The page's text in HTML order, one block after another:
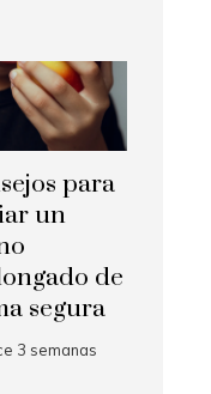
para
un
de
segura
3 semanas